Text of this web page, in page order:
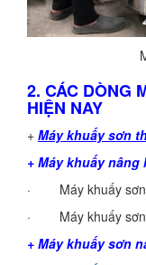
2. CÁC DÒNG
HIỆN NAY
+ Máy khuấy sơn
+ Máy khuấy
· Máy khuấy sơn
· Máy khuấy sơn
+ Máy khuấy sơn